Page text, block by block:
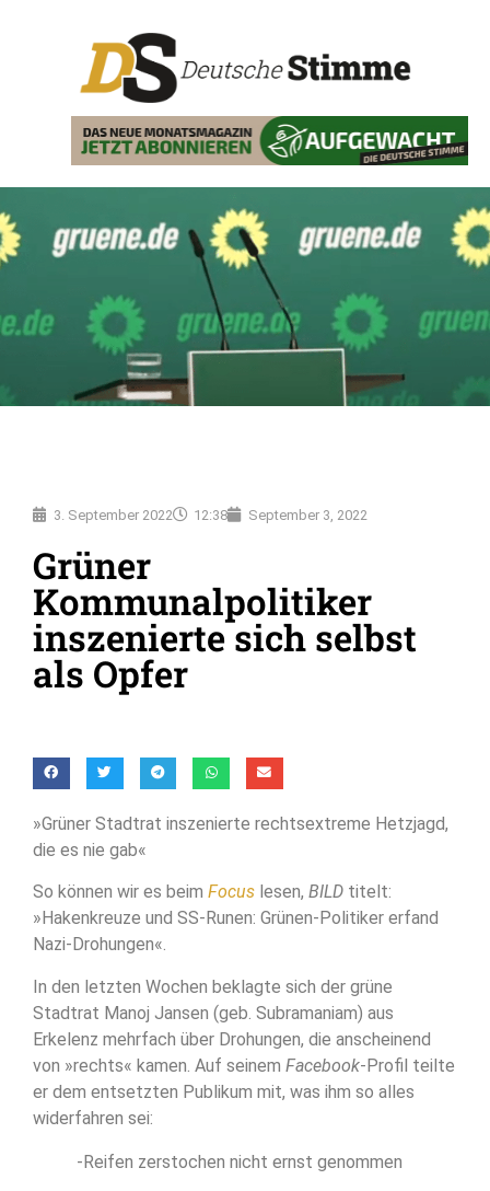
3. September 2022 12:38 September 3, 2022
Grüner
Kommunalpolitiker
inszenierte sich selbst
als Opfer
»Grüner Stadtrat inszenierte rechtsextreme Hetzjagd,
die es nie gab«
So können wir es beim Focus lesen, BILD titelt:
»Hakenkreuze und SS-Runen: Grünen-Politiker erfand
Nazi-Drohungen«.
In den letzten Wochen beklagte sich der grüne
Stadtrat Manoj Jansen (geb. Subramaniam) aus
Erkelenz mehrfach über Drohungen, die anscheinend
von »rechts« kamen. Auf seinem Facebook-Profil teilte
er dem entsetzten Publikum mit, was ihm so alles
widerfahren sei:
-Reifen zerstochen nicht ernst genommen